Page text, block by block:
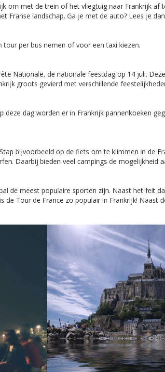
om met de trein of het vliegtuig naar Frankrijk af
Franse landschap. Ga je met de auto? Lees je
per bus nemen of voor een taxi kiezen.
Nationale, de nationale feestdag op 14 juli.
groots gevierd met verschillende
dag worden er in Frankrijk pannenkoeken
bijvoorbeeld op de fiets om te klimmen in de
Daarbij bieden veel campings de mogelijkheid
de meest populaire sporten zijn. Naast het feit
Tour de France zo populair in Frankrijk! Naast